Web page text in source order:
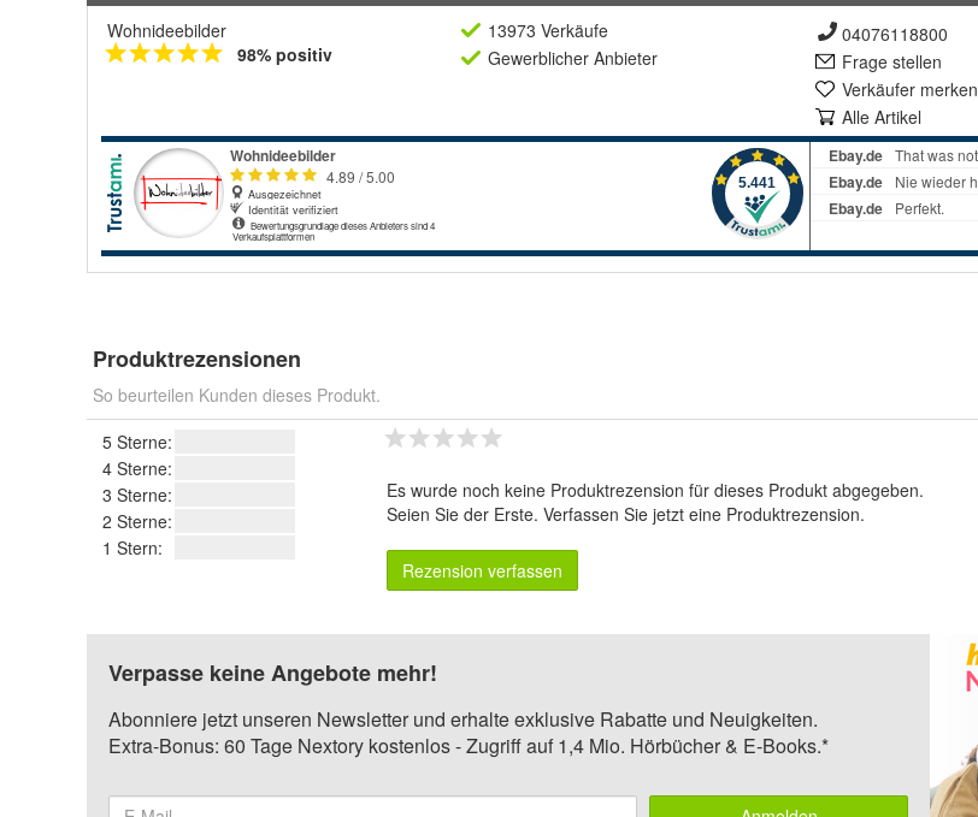
Wohnideebilder
98% positiv
13973 Verkäufe
Gewerblicher Anbieter
04076118800
Frage stellen
Verkäufer merken
Alle Artikel
Produktrezensionen
So beurteilen Kunden dieses Produkt.
5 Sterne:
4 Sterne:
3 Sterne:
2 Sterne:
1 Stern:
Es wurde noch keine Produktrezension für dieses Produkt abgegeben.
Seien Sie der Erste. Verfassen Sie jetzt eine Produktrezension.
Rezension verfassen
Verpasse keine Angebote mehr!
Abonniere jetzt unseren Newsletter und erhalte exklusive Rabatte und Neuigkeiten.
Extra-Bonus: 60 Tage Nextory kostenlos - Zugriff auf 1,4 Mio. Hörbücher & E-Books.*